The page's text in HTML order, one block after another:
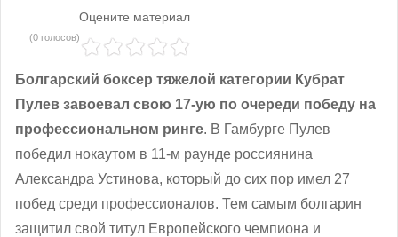
Оцените материал
(0 голосов)
Болгарский боксер тяжелой категории Кубрат
Пулев завоевал свою 17-ую по очереди победу на
профессиональном ринге. В Гамбурге Пулев
победил нокаутом в 11-м раунде россиянина
Александра Устинова, который до сих пор имел 27
побед среди профессионалов. Тем самым болгарин
защитил свой титул Европейского чемпиона и